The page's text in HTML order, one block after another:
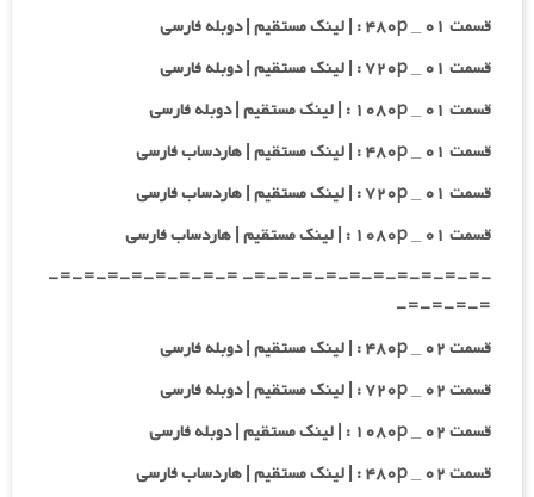
قسمت ۰۱ _ ۴۸۰p : | لینک مستقیم | دوبله فارسی
قسمت ۰۱ _ ۷۲۰p : | لینک مستقیم | دوبله فارسی
قسمت ۰۱ _ ۱۰۸۰p : | لینک مستقیم | دوبله فارسی
قسمت ۰۱ _ ۴۸۰p : | لینک مستقیم | هاردساب فارسی
قسمت ۰۱ _ ۷۲۰p : | لینک مستقیم | هاردساب فارسی
قسمت ۰۱ _ ۱۰۸۰p : | لینک مستقیم | هاردساب فارسی
-=-=-=-=-=-=-=-=-=-=- =-=-=-=-=-=-=-=-
=-=-=-=-
قسمت ۰۲ _ ۴۸۰p : | لینک مستقیم | دوبله فارسی
قسمت ۰۲ _ ۷۲۰p : | لینک مستقیم | دوبله فارسی
قسمت ۰۲ _ ۱۰۸۰p : | لینک مستقیم | دوبله فارسی
قسمت ۰۲ _ ۴۸۰p : | لینک مستقیم | هاردساب فارسی